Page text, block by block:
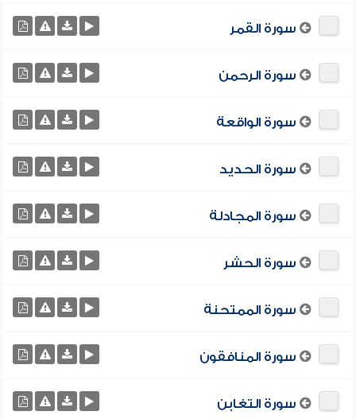
سورة القمر
سورة الرحمن
سورة الواقعة
سورة الحديد
سورة المجادلة
سورة الحشر
سورة الممتحنة
سورة المنافقون
سورة التغابن